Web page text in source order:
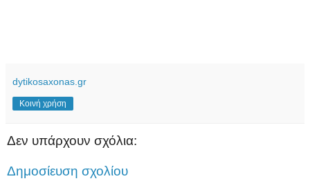
dytikosaxonas.gr
Κοινή χρήση
Δεν υπάρχουν σχόλια:
Δημοσίευση σχολίου